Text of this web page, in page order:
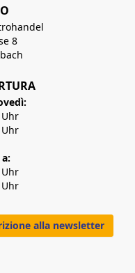
8
Uhr
Uhr
Uhr
Uhr
alla newsletter